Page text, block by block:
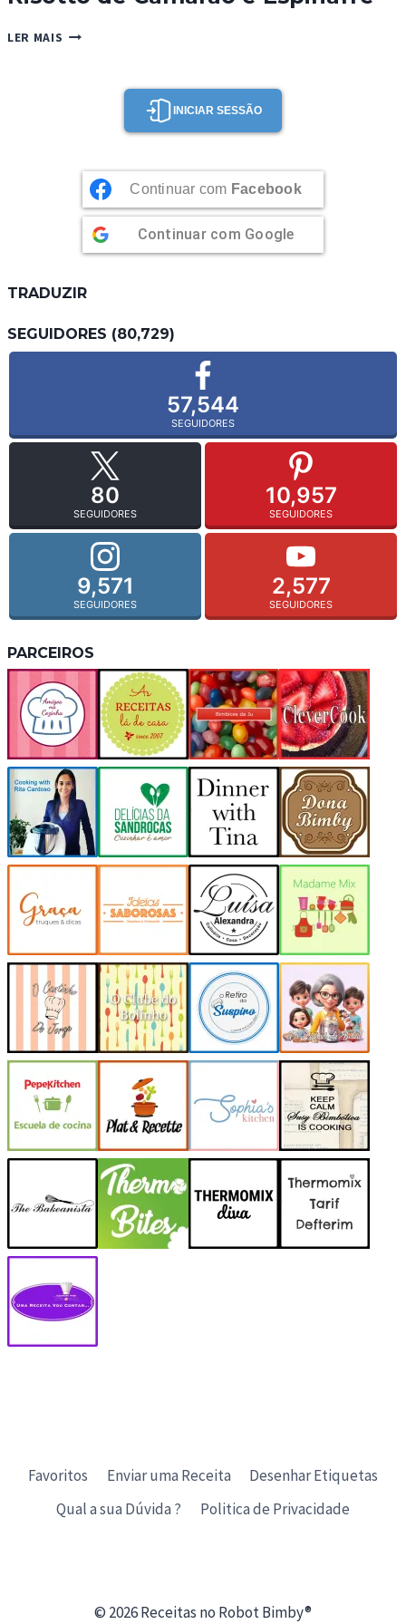
LER MAIS RISOTTO
INICIAR SESSÃO
Continuar com Facebook
Continuar com Google
TRADUZIR
SEGUIDORES (80,729)
57,544
SEGUIDORES
80
SEGUIDORES
10,957
SEGUIDORES
9,571
SEGUIDORES
2,577
SEGUIDORES
PARCEIROS
Favoritos Enviar uma Receita
Desenhar Etiquetas
Qual a sua Dúvida ?
Politica de Privacidade
© 2026 Receitas no Robot Bimby®